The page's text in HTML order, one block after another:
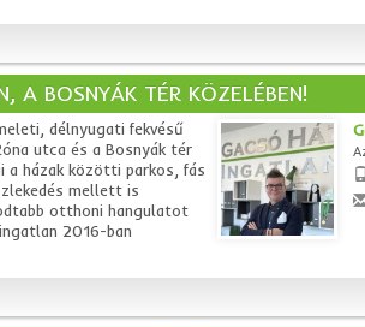
A BOSNYÁK TÉR KÖZELÉBEN!
délnyugati fekvésű
utca és a Bosnyák tér
a házak közötti parkos, fás
mellett is
otthoni hangulatot
2016-ban